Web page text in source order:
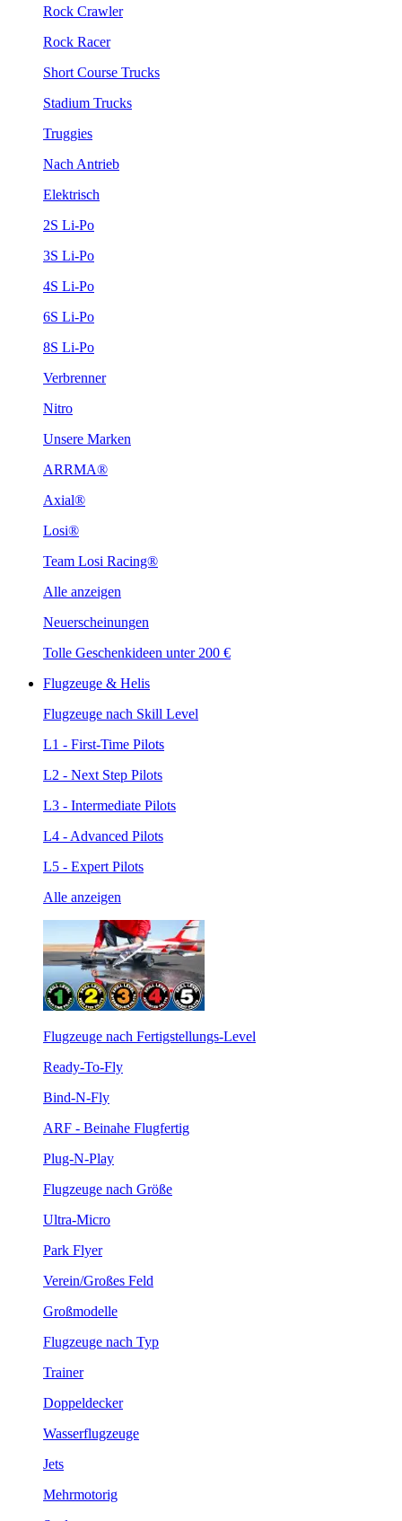
Rock Crawler
Rock Racer
Short Course Trucks
Stadium Trucks
Truggies
Nach Antrieb
Elektrisch
2S Li-Po
3S Li-Po
4S Li-Po
6S Li-Po
8S Li-Po
Verbrenner
Nitro
Unsere Marken
ARRMA®
Axial®
Losi®
Team Losi Racing®
Alle anzeigen
Neuerscheinungen
Tolle Geschenkideen unter 200 €
Flugzeuge & Helis
Flugzeuge nach Skill Level
L1 - First-Time Pilots
L2 - Next Step Pilots
L3 - Intermediate Pilots
L4 - Advanced Pilots
L5 - Expert Pilots
Alle anzeigen
Flugzeuge nach Fertigstellungs-Level
Ready-To-Fly
Bind-N-Fly
ARF - Beinahe Flugfertig
Plug-N-Play
Flugzeuge nach Größe
Ultra-Micro
Park Flyer
Verein/Großes Feld
Großmodelle
Flugzeuge nach Typ
Trainer
Doppeldecker
Wasserflugzeuge
Jets
Mehrmotorig